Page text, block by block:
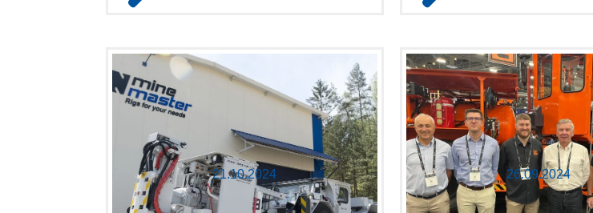
21.10.2024 26.09.2024